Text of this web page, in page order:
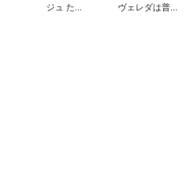
ジュ た...
ヴェレダは普...